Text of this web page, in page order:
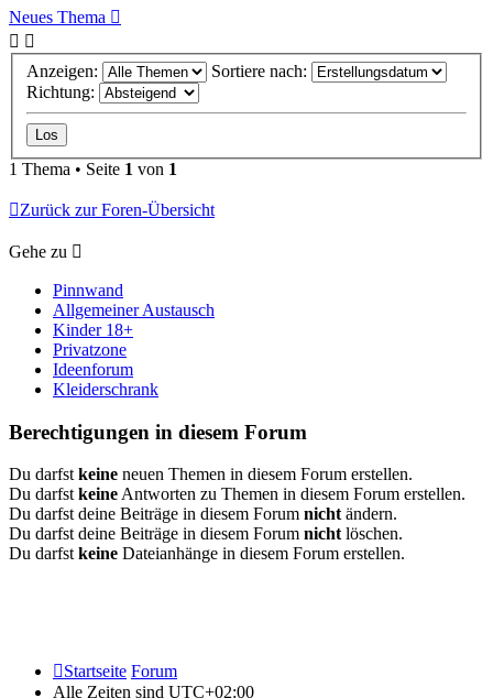
Neues Thema
Anzeigen:
Sortiere nach:
Richtung:
1 Thema • Seite 1 von 1
Zurück zur Foren-Übersicht
Gehe zu
Pinnwand
Allgemeiner Austausch
Kinder 18+
Privatzone
Ideenforum
Kleiderschrank
Berechtigungen in diesem Forum
Du darfstkeine neuen Themen in diesem Forum erstellen.
Du darfstkeineAntworten zu Themen in diesem Forum erstellen.
Du darfst deine Beiträge in diesem Forum nichtändern.
Du darfst deine Beiträge in diesem Forum nichtlöschen.
Du darfstkeine Dateianhänge in diesem Forum erstellen.
Startseite Forum
Alle Zeiten sind UTC+02:00